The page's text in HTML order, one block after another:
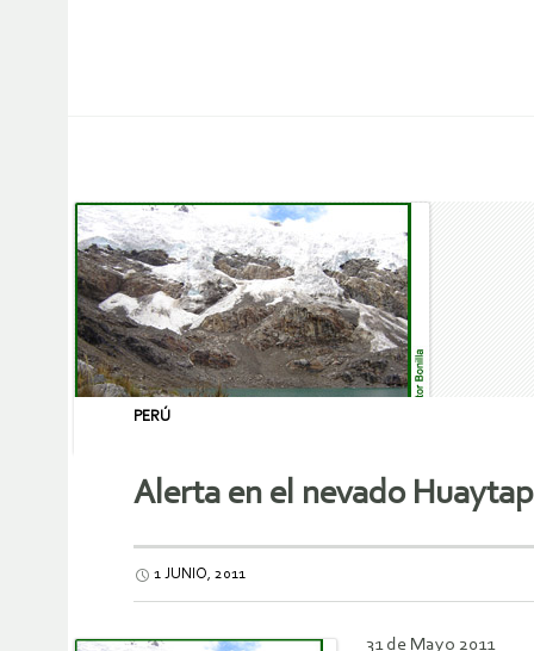
PERÚ
Alerta en el nevado
1 JUNIO, 2011
31 de Mayo 2011